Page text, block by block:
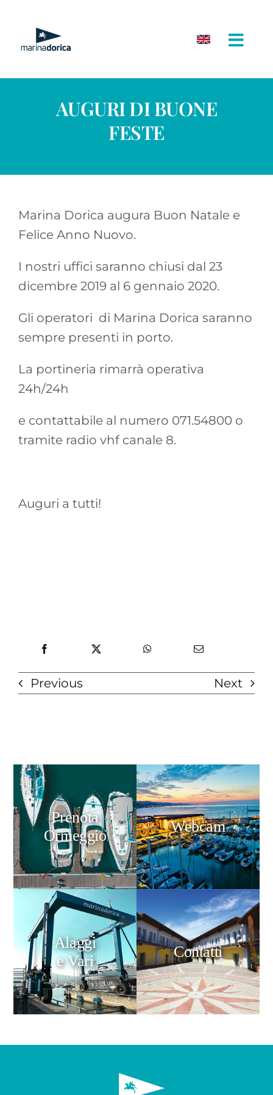
contenuto
AUGURI DI BUONE
FESTE
Marina Dorica augura Buon Natale e
Felice Anno Nuovo.
I nostri uffici saranno chiusi dal 23
dicembre 2019 al 6 gennaio 2020.
Gli operatori di Marina Dorica saranno
sempre presenti in porto.
La portineria rimarrà operativa
24h/24h
e contattabile al numero 071.54800 o
tramite radio vhf canale 8.
Auguri a tutti!
Previous Next
Prenota
Ormeggio
Webcam
Alaggi
e Vari
Contatti